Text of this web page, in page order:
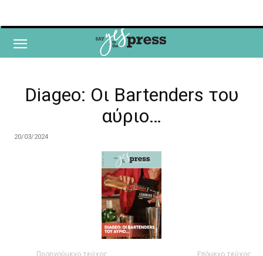
Diageo: Οι Bartenders του
αύριο…
20/03/2024
Προηγούμενο τεύχος Επόμενο τεύχος